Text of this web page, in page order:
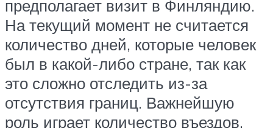
предполагает визит в Финляндию.
На текущий момент не считается
количество дней, которые человек
был в какой-либо стране, так как
это сложно отследить из-за
отсутствия границ. Важнейшую
роль играет количество въездов.